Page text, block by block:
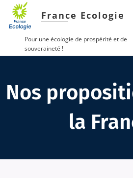
France Ecologie
Pour une écologie de prospérité et de
souveraineté !
Nos
la